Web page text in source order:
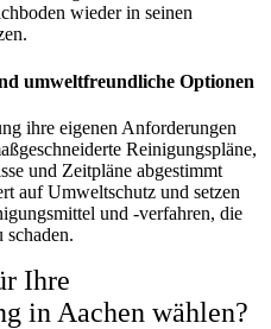
wieder in seinen
umweltfreundliche Optionen
ihre eigenen Anforderungen
Reinigungspläne,
und Zeitpläne abgestimmt
auf Umweltschutz und setzen
und -verfahren, die
Ihre
in Aachen wählen?